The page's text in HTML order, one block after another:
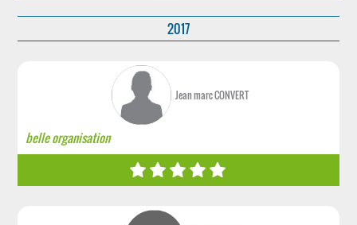
2017
Jean marc CONVERT
belle organisation